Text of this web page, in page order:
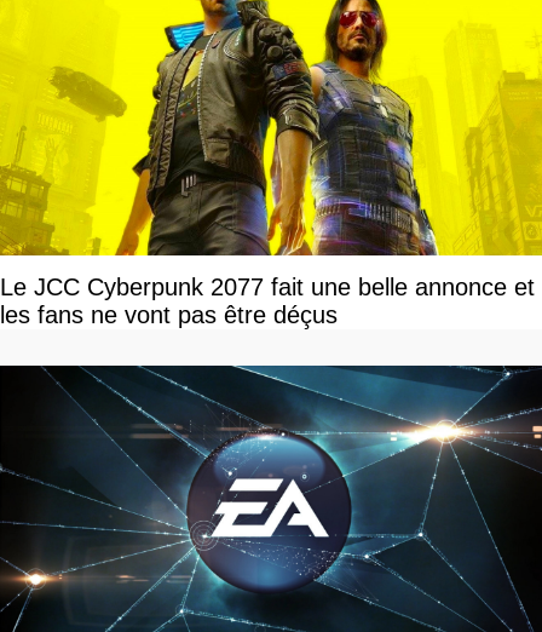
Le JCC Cyberpunk 2077 fait une belle annonce et
les fans ne vont pas être déçus